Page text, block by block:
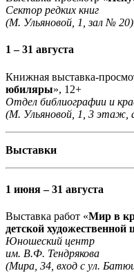
Сектор редких книг
(М. Ульяновой, 1, зал № 20)
1 – 31 августа
Книжная выставка-
юбиляры», 12+
Отдел библиографии и
(М. Ульяновой, 1, 3 этаж,
Выставки
1 июня – 31 августа
Выставка работ «Мир в
детской
Юношеский центр
им. В.Ф. Тендрякова
(Мира, 34, вход с ул.